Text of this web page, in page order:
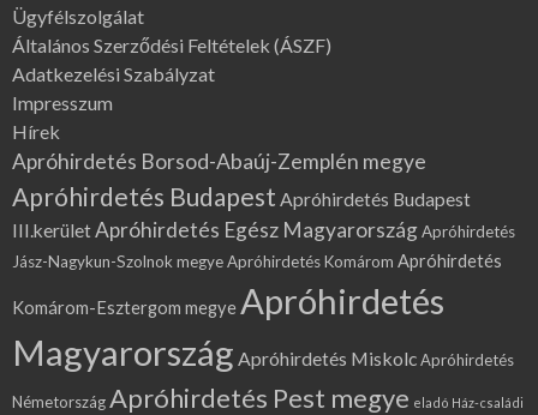
Ügyfélszolgálat
Általános Szerződési Feltételek (ÁSZF)
Adatkezelési Szabályzat
Impresszum
Hírek
Apróhirdetés Borsod-Abaúj-Zemplén megye
Apróhirdetés Budapest Apróhirdetés Budapest
III.kerületApróhirdetés Egész MagyarországApróhirdetés
Jász-Nagykun-Szolnok megyeApróhirdetés Komárom Apróhirdetés
Komárom-Esztergom megye Apróhirdetés
Magyarország Apróhirdetés MiskolcApróhirdetés
NémetországApróhirdetés Pest megye eladó Ház-családi